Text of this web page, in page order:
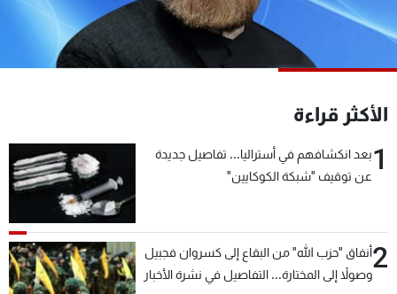
الأكثر قراءة
1بعد انكشافهم في أستراليا... تفاصيل جديدة
عن توقيف "شبكة الكوكايين"
2أنفاق "حزب الله" من البقاع إلى كسروان فجبيل
وصولاً إلى المختارة... التفاصيل في نشرة الأخبار
جدول البرامج
شاهد البرامج
الترددات
عن MTV
لاعلاناتكم
شروط الإسـتخدام